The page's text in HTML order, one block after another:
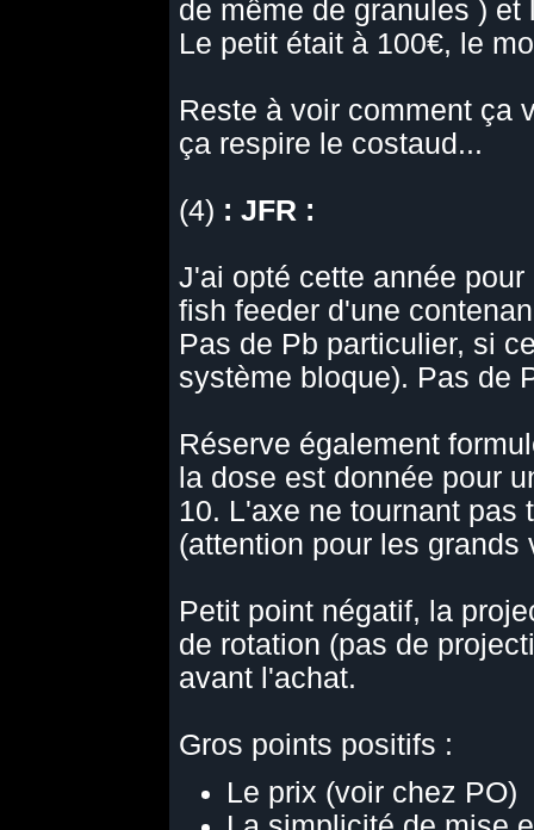
de même de granules )
Le petit était à 100€, le
Reste à voir comment ça
ça respire le costaud...
(4) : JFR :
J'ai opté cette année
fish feeder d'une
Pas de Pb particulier, si
système bloque). Pas de
Réserve également
la dose est donnée pour
10. L'axe ne tournant pas
(attention pour les grands
Petit point négatif, la
de rotation (pas de
avant l'achat.
Gros points positifs :
Le prix (voir chez PO)